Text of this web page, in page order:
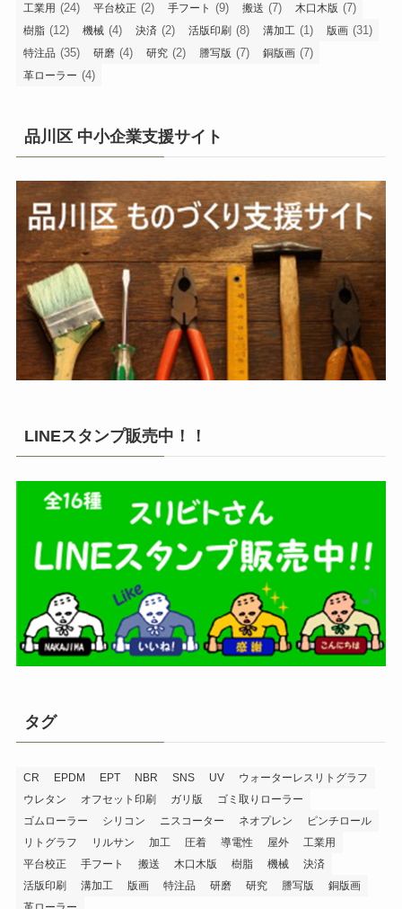
工業用 (24) 平台校正 (2) 手フート (9) 搬送 (7) 木口木版 (7)
樹脂 (12) 機械 (4) 決済 (2) 活版印刷 (8) 溝加工 (1) 版画 (31)
特注品 (35) 研磨 (4) 研究 (2) 謄写版 (7) 銅版画 (7)
革ローラー (4)
品川区 中小企業支援サイト
LINEスタンプ販売中！！
タグ
CR EPDM EPT NBR SNS UV
ウォーターレスリトグラフ
ウレタン
オフセット印刷 ガリ版
ゴミ取りローラー
ゴムローラー
シリコン ニスコーター ネオプレン
ピンチロール
リトグラフ
リルサン 加工 圧着 導電性 屋外
工業用
平台校正
手フート 搬送 木口木版 樹脂 機械
決済
活版印刷
溝加工 版画 特注品 研磨 研究 謄写版
銅版画